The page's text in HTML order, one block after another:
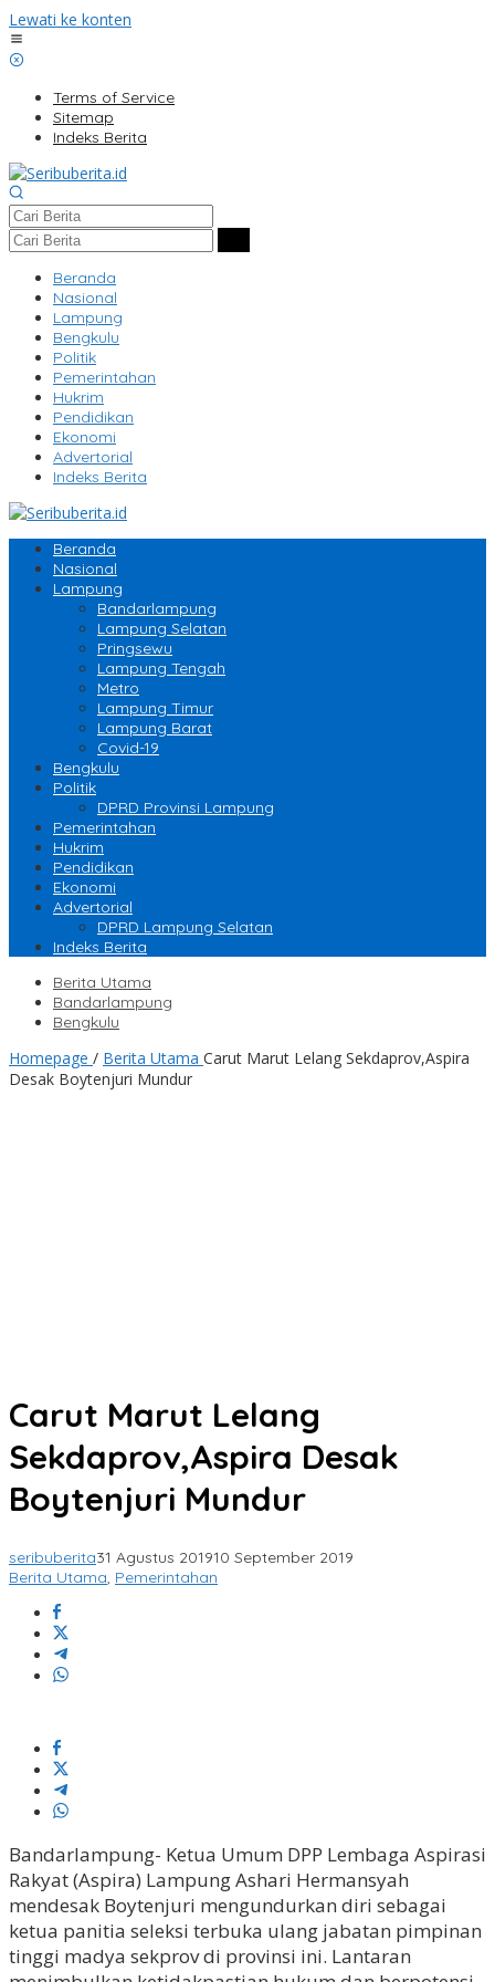
Lewati ke konten
Terms of Service
Sitemap
Indeks Berita
Beranda
Nasional
Lampung
Bengkulu
Politik
Pemerintahan
Hukrim
Pendidikan
Ekonomi
Advertorial
Indeks Berita
Beranda
Nasional
Lampung
Bandarlampung
Lampung Selatan
Pringsewu
Lampung Tengah
Metro
Lampung Timur
Lampung Barat
Covid-19
Bengkulu
Politik
DPRD Provinsi Lampung
Pemerintahan
Hukrim
Pendidikan
Ekonomi
Advertorial
DPRD Lampung Selatan
Indeks Berita
Berita Utama
Bandarlampung
Bengkulu
Homepage / Berita Utama Carut Marut Lelang Sekdaprov,Aspira
Desak Boytenjuri Mundur
Carut Marut Lelang
Sekdaprov,Aspira Desak
Boytenjuri Mundur
seribuberita31 Agustus 201910 September 2019
Berita Utama, Pemerintahan
Bandarlampung- Ketua Umum DPP Lembaga Aspirasi
Rakyat (Aspira) Lampung Ashari Hermansyah
mendesak Boytenjuri mengundurkan diri sebagai
ketua panitia seleksi terbuka ulang jabatan pimpinan
tinggi madya sekprov di provinsi ini. Lantaran